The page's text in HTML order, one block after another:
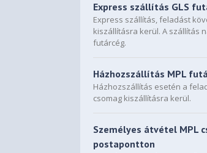
Express szállítás GLS
Express szállítás, feladást
kiszállításra kerül. A szállítás
futárcég.
Házhozszállítás MPL
Házhozszállítás esetén a
csomag kiszállításra kerül.
Személyes átvétel MPL
postapontton